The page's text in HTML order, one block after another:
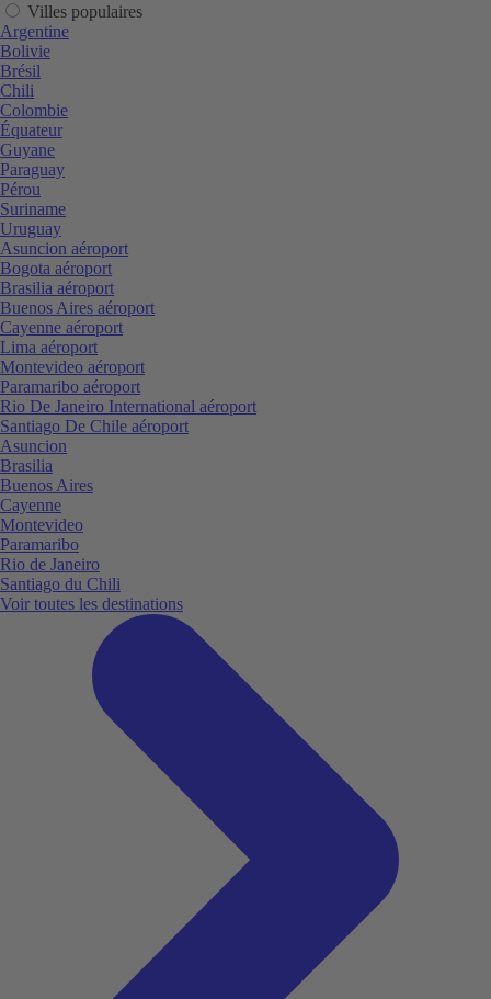
Villes populaires
Argentine
Bolivie
Brésil
Chili
Colombie
Équateur
Guyane
Paraguay
Pérou
Suriname
Uruguay
Asuncion aéroport
Bogota aéroport
Brasilia aéroport
Buenos Aires aéroport
Cayenne aéroport
Lima aéroport
Montevideo aéroport
Paramaribo aéroport
Rio De Janeiro International aéroport
Santiago De Chile aéroport
Asuncion
Brasilia
Buenos Aires
Cayenne
Montevideo
Paramaribo
Rio de Janeiro
Santiago du Chili
Voir toutes les destinations